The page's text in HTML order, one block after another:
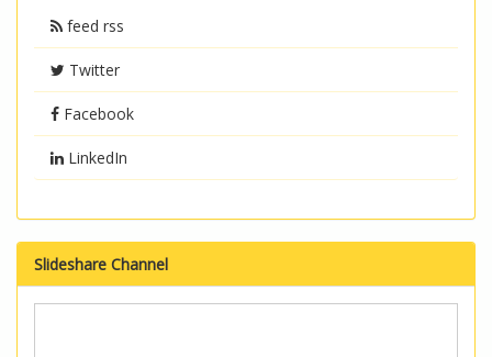
feed rss
Twitter
Facebook
LinkedIn
Slideshare Channel